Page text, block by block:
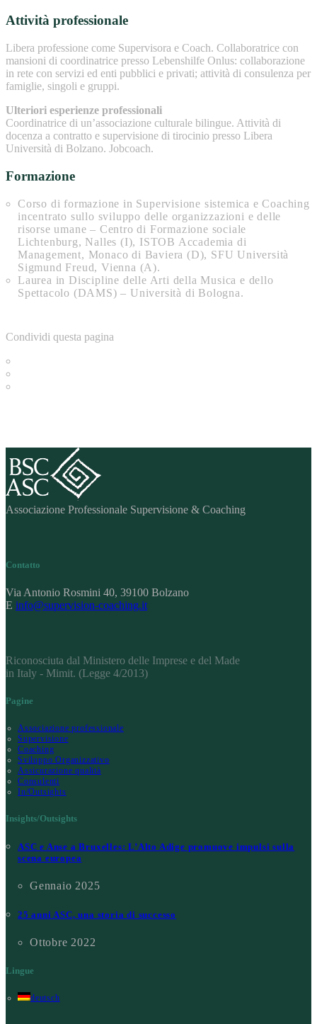
Attività professionale
Libera professione come Supervisora e Coach. Collaboratrice con
mansioni di coordinatrice presso Lebenshilfe Onlus: collaborazione
in rete con servizi ed enti pubblici e privati; attività di consulenza per
famiglie, singoli e gruppi.
Ulteriori esperienze professionali
Coordinatrice di un’associazione culturale bilingue. Attività di
docenza a contratto e supervisione di tirocinio presso Libera
Università di Bolzano. Jobcoach.
Formazione
Corso di formazione in Supervisione sistemica e Coaching
incentrato sullo sviluppo delle organizzazioni e delle
risorse umane – Centro di Formazione sociale
Lichtenburg, Nalles (I), ISTOB Accademia di
Management, Monaco di Baviera (D), SFU Università
Sigmund Freud, Vienna (A).
Laurea in Discipline delle Arti della Musica e dello
Spettacolo (DAMS) – Università di Bologna.
Condividi questa pagina
Associazione Professionale Supervisione & Coaching
Contatto
Via Antonio Rosmini 40, 39100 Bolzano
E info@supervision-coaching.it
Riconosciuta dal Ministero delle Imprese e del Made
in Italy - Mimit. (Legge 4/2013)
Pagine
Associazione professionale
Supervisione
Coaching
Sviluppo Organizzativo
Assicurazione qualità
Consulenti
In/Outsights
Insights/Outsights
ASC e Anse a Bruxelles: L’Alto Adige promuove impulsi sulla
scena europea
Gennaio 2025
25 anni ASC, una storia di successo
Ottobre 2022
Lingue
deutsch